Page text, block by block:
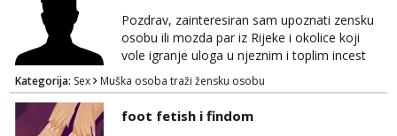
Pozdrav, zainteresiran sam upoznati zensku
osobu ili mozda par iz Rijeke i okolice koji
vole igranje uloga u njeznim i toplim incest
pricama, izgled nebitan, bitno je da znas sto
zelis i da se volis zabavljati. Javitese na mail,
viber, wapp ili zovite. Samo ozbiljni, hvala
Kategorija: Sex Muška osoba traži žensku osobu
foot fetish i findom